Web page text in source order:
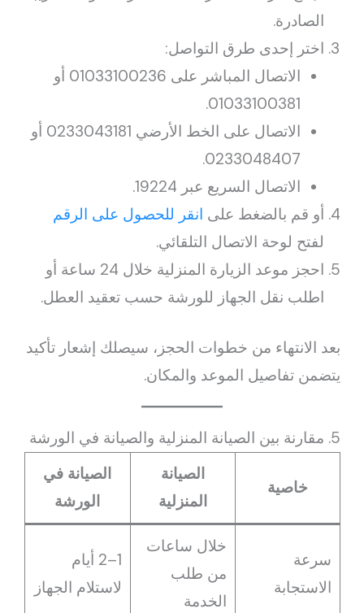
الصادرة.
اختر إحدى طرق التواصل:
الاتصال المباشر على 01033100236 أو
01033100381.
الاتصال على الخط الأرضي 0233043181 أو
0233048407.
الاتصال السريع عبر 19224.
أو قم بالضغط على انقر للحصول على الرقم
لفتح لوحة الاتصال التلقائي.
احجز موعد الزيارة المنزلية خلال 24 ساعة أو
اطلب نقل الجهاز للورشة حسب تعقيد العطل.
بعد الانتهاء من خطوات الحجز، سيصلك إشعار تأكيد
يتضمن تفاصيل الموعد والمكان.
5. مقارنة بين الصيانة المنزلية والصيانة في الورشة
خاصية
الصيانة
المنزلية
الصيانة في
الورشة
سرعة
الاستجابة
خلال ساعات
من طلب
الخدمة
1–2 أيام
لاستلام الجهاز